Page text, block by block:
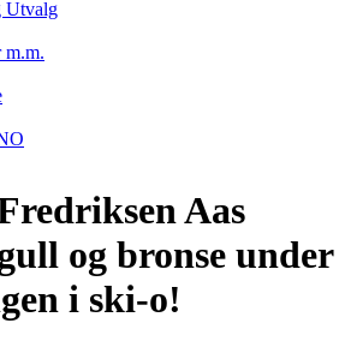
Utvalg
m.m.
Aas
og bronse under
i ski-o!